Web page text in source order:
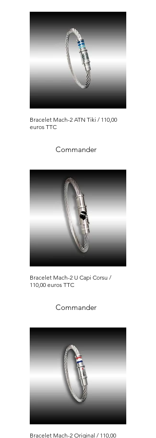
Bracelet Mach-2 ATN Tiki / 110,00
euros TTC
Commander
Bracelet Mach-2 U Capi Corsu /
110,00 euros TTC
Commander
Bracelet Mach-2 Original / 110,00